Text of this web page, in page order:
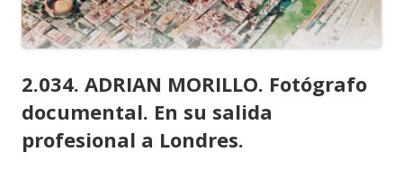
2.034. ADRIAN MORILLO. Fotógrafo
documental. En su salida
profesional a Londres.